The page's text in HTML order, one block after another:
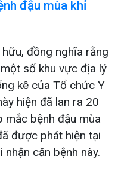
đậu mùa khỉ
đồng nghĩa rằng
số khu vực địa lý
kê của Tổ chức Y
hiện đã lan ra 20
bệnh đậu mùa
được phát hiện tại
căn bệnh này.